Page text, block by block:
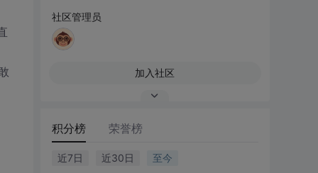
社区管理员
加入社区
积分榜 荣誉榜
近7日 近30日 至今